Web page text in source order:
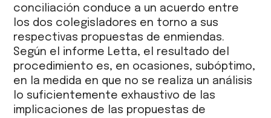
conciliación conduce a un acuerdo entre
los dos colegisladores en torno a sus
respectivas propuestas de enmiendas.
Según el informe Letta, el resultado del
procedimiento es, en ocasiones, subóptimo,
en la medida en que no se realiza un análisis
lo suficientemente exhaustivo de las
implicaciones de las propuestas de